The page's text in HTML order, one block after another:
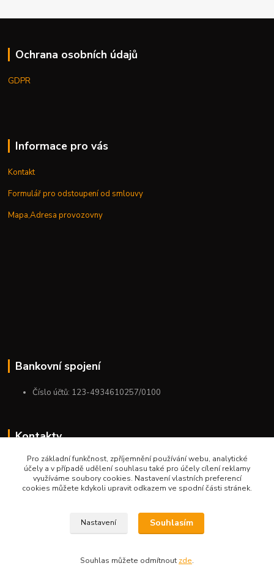
Ochrana osobních údajů
GDPR
Informace pro vás
Kontakt
Formulář pro odstoupení od smlouvy
Mapa,Adresa provozovny
Bankovní spojení
Číslo účtů: 123-4934610257/0100
Kontakty
+420 775 954 963
9:00-12:00-13:00-16:00
Pro základní funkčnost, zpříjemnění používání webu, analytické
účely a v případě udělení souhlasu také pro účely cílení reklamy
využíváme soubory cookies. Nastavení vlastních preferencí
cookies můžete kdykoli upravit odkazem ve spodní části stránek.
Nastavení Souhlasím
Souhlas můžete odmítnout zde.